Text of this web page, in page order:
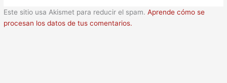
Este sitio usa Akismet para reducir el spam.Aprende cómo se
procesan los datos de tus comentarios.